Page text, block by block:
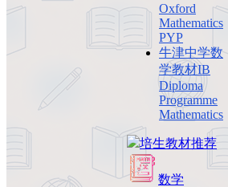
Oxford
Mathematics
PYP
牛津中学数
学教材IB
Diploma
Programme
Mathematics
培生教材推荐
数学